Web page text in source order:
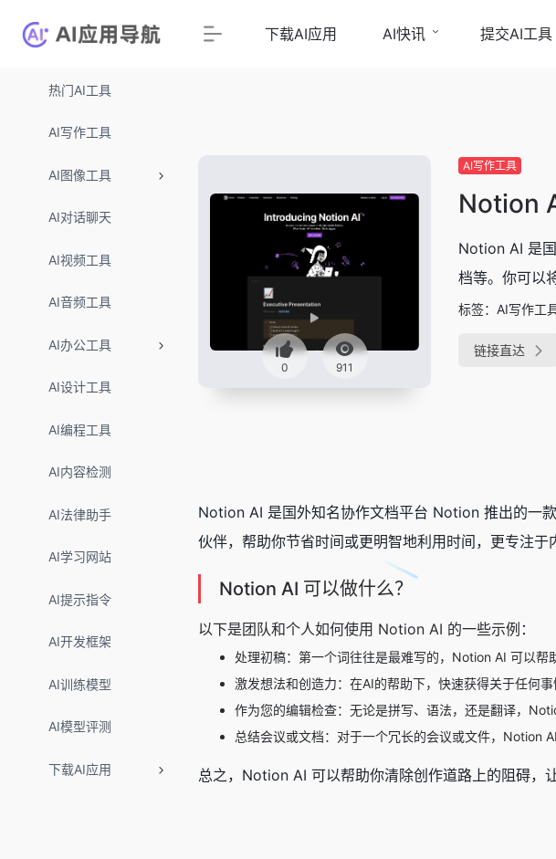
热门AI工具
AI写作工具
AI图像工具
AI对话聊天
AI视频工具
AI音频工具
AI办公工具
AI设计工具
AI编程工具
AI内容检测
AI法律助手
AI学习网站
AI提示指令
AI开发框架
AI训练模型
AI模型评测
下载AI应用
下载AI应用 AI快讯 提交AI工具
0 911
AI写作工具
Notion
Notion AI 是
档等。你可以
标签： AI写作工
链接直达
Notion AI 是国外知名协作文档平台 Notion 推出的一
伙伴，帮助你节省时间或更明智地利用时间，更专注于
Notion AI 可以做什么？
以下是团队和个人如何使用 Notion AI 的一些示例：
处理初稿：第一个词往往是最难写的，Notion AI 可以帮
激发想法和创造力：在AI的帮助下，快速获得关于任何
作为您的编辑检查：无论是拼写、语法，还是翻译，
总结会议或文档：对于一个冗长的会议或文件，Notion
总之，Notion AI 可以帮助你清除创作道路上的阻碍，